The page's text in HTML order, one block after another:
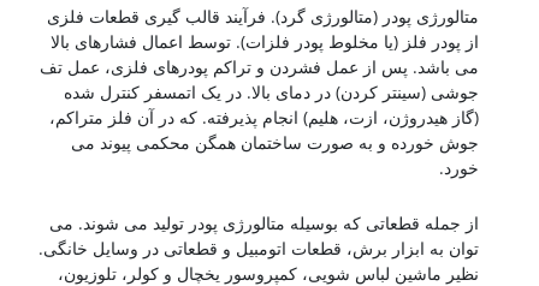
متالورژی پودر (متالورژی گرد). فرآیند قالب گیری قطعات فلزی
از پودر فلز (یا مخلوط پودر فلزات). توسط اعمال فشارهای بالا
می باشد. پس از عمل فشردن و تراکم پودرهای فلزی، عمل تف
جوشی (سینتر کردن) در دمای بالا. در یک اتمسفر کنترل شده
(گاز هیدروژن، ازت، هلیم) انجام پذیرفته. که در آن فلز متراکم،
جوش خورده و به صورت ساختمان همگن محکمی پیوند می
خورد.
از جمله قطعاتی که بوسیله متالورژی پودر تولید می شوند. می
توان به ابزار برش، قطعات اتومبیل و قطعاتی در وسایل خانگی.
نظیر ماشین لباس شویی، کمپروسور یخچال و کولر، تلوزیون،